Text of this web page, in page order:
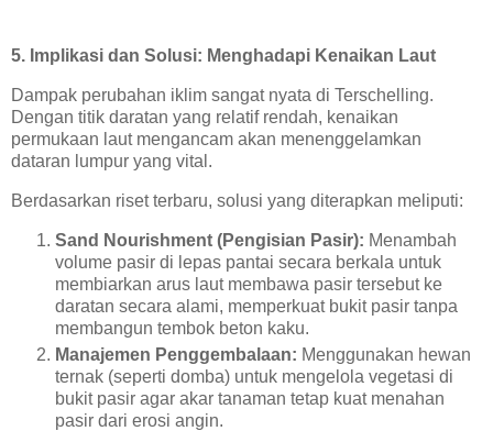
5. Implikasi dan Solusi: Menghadapi Kenaikan Laut
Dampak perubahan iklim sangat nyata di Terschelling.
Dengan titik daratan yang relatif rendah, kenaikan
permukaan laut mengancam akan menenggelamkan
dataran lumpur yang vital.
Berdasarkan riset terbaru, solusi yang diterapkan meliputi:
Sand Nourishment (Pengisian Pasir): Menambah
volume pasir di lepas pantai secara berkala untuk
membiarkan arus laut membawa pasir tersebut ke
daratan secara alami, memperkuat bukit pasir tanpa
membangun tembok beton kaku.
Manajemen Penggembalaan: Menggunakan hewan
ternak (seperti domba) untuk mengelola vegetasi di
bukit pasir agar akar tanaman tetap kuat menahan
pasir dari erosi angin.